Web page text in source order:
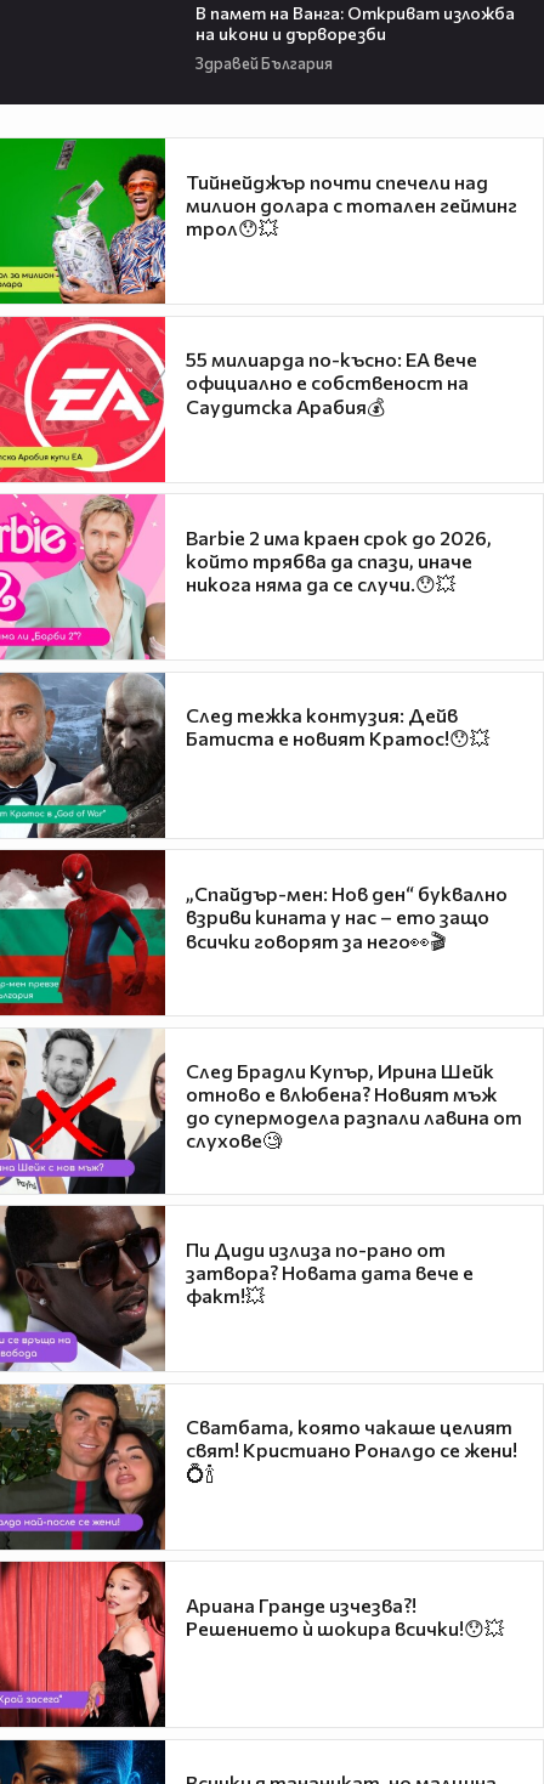
В памет на Ванга: Откриват изложба
на икони и дърворезби
Здравей България
Тийнейджър почти спечели над
милион долара с тотален гейминг
трол😯💥
55 милиарда по-късно: EA вече
официално е собственост на
Саудитска Арабия💰
Barbie 2 има краен срок до 2026,
който трябва да спази, иначе
никога няма да се случи.😯💥
След тежка контузия: Дейв
Батиста е новият Кратос!😯💥
„Спайдър-мен: Нов ден“ буквално
взриви кината у нас – ето защо
всички говорят за него👀🎬
След Брадли Купър, Ирина Шейк
отново е влюбена? Новият мъж
до супермодела разпали лавина от
слухове🧐
Пи Диди излиза по-рано от
затвора? Новата дата вече е
факт!💥
Сватбата, която чакаше целият
свят! Кристиано Роналдо се жени!
💍🍾
Ариана Гранде изчезва?!
Решението ѝ шокира всички!😯💥